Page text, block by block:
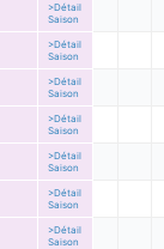
>Détail
Saison
>Détail
Saison
>Détail
Saison
>Détail
Saison
>Détail
Saison
>Détail
Saison
>Détail
Saison